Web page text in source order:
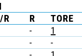
R R
TORE
-
1
-
-